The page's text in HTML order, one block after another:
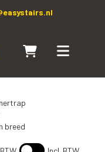
Naar winkelwagen
Toggle
breed